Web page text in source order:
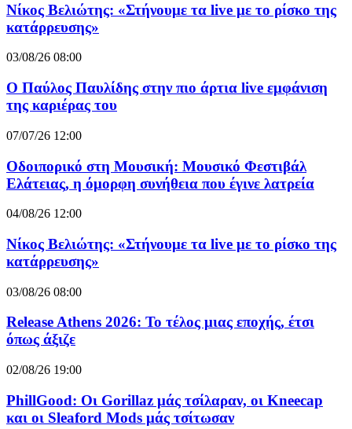
Νίκος Βελιώτης: «Στήνουμε τα live με το ρίσκο της
κατάρρευσης»
03/08/26 08:00
Ο Παύλος Παυλίδης στην πιο άρτια live εμφάνιση
της καριέρας του
07/07/26 12:00
Οδοιπορικό στη Μουσική: Μουσικό Φεστιβάλ
Ελάτειας, η όμορφη συνήθεια που έγινε λατρεία
04/08/26 12:00
Νίκος Βελιώτης: «Στήνουμε τα live με το ρίσκο της
κατάρρευσης»
03/08/26 08:00
Release Athens 2026: Το τέλος μιας εποχής, έτσι
όπως άξιζε
02/08/26 19:00
PhillGood: Οι Gorillaz μάς τσίλαραν, οι Kneecap
και οι Sleaford Mods μάς τσίτωσαν